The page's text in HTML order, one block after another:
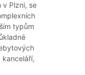
v Plzni, se
typům
kanceláří,